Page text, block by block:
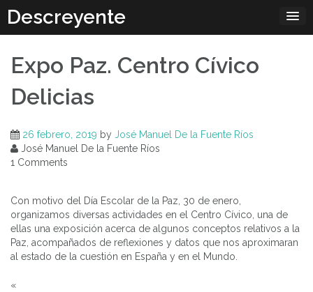
content
Descreyente
Expo Paz. Centro Cívico
Delicias
26 febrero, 2019 by José Manuel De la Fuente Ríos
José Manuel De la Fuente Ríos
1 Comments
Con motivo del Día Escolar de la Paz, 30 de enero,
organizamos diversas actividades en el Centro Cívico, una de
ellas una exposición acerca de algunos conceptos relativos a la
Paz, acompañados de reflexiones y datos que nos aproximaran
al estado de la cuestión en España y en el Mundo.
«